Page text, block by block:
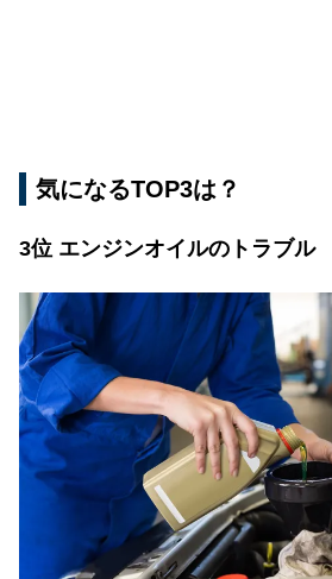
気になるTOP3は？
3位 エンジンオイルのトラブル